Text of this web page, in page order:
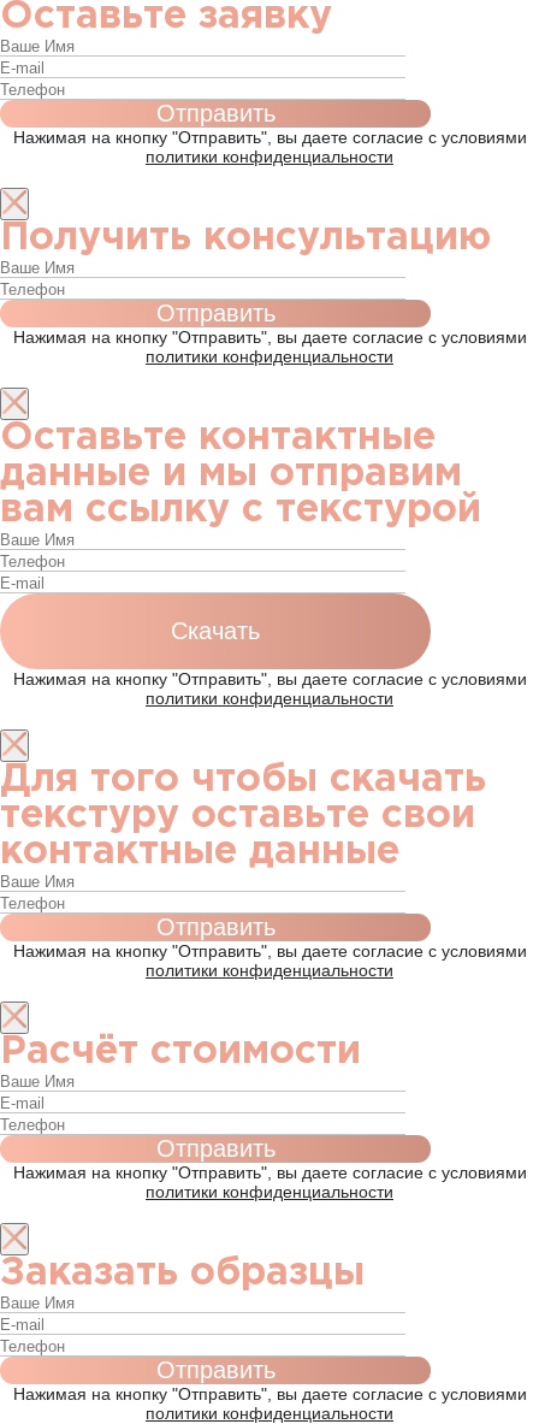
Оставьте заявку
Нажимая на кнопку "Отправить", вы даете согласие с условиями
политики конфиденциальности
Получить консультацию
Нажимая на кнопку "Отправить", вы даете согласие с условиями
политики конфиденциальности
Оставьте контактные
данные и мы отправим
вам ссылку с текстурой
Нажимая на кнопку "Отправить", вы даете согласие с условиями
политики конфиденциальности
Для того чтобы скачать
текстуру оставьте свои
контактные данные
Нажимая на кнопку "Отправить", вы даете согласие с условиями
политики конфиденциальности
Расчёт стоимости
Нажимая на кнопку "Отправить", вы даете согласие с условиями
политики конфиденциальности
Заказать образцы
Нажимая на кнопку "Отправить", вы даете согласие с условиями
политики конфиденциальности